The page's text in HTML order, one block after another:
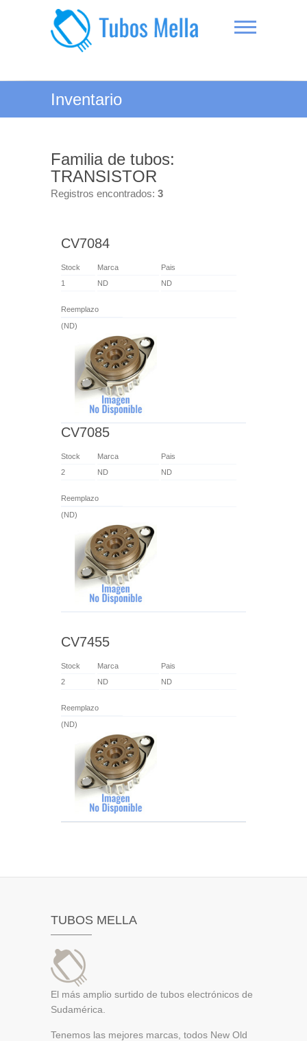
Tubos Mella
Inventario
Familia de tubos:
TRANSISTOR
Registros encontrados: 3
CV7084
Stock Marca
Pais
1
ND ND
Reemplazo
(ND)
CV7085
Stock Marca
Pais
2
ND ND
Reemplazo
(ND)
CV7455
Stock Marca
Pais
2
ND ND
Reemplazo
(ND)
TUBOS MELLA
El más amplio surtido de tubos electrónicos de
Sudamérica.
Tenemos las mejores marcas, todos New Old